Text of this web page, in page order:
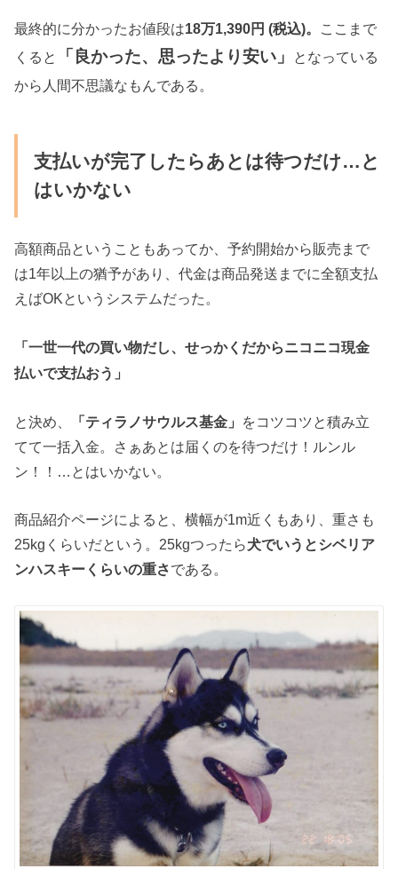
最終的に分かったお値段は18万1,390円 (税込)。 ここまで
くると
「良かった、思ったより安い」
となっている
から人間不思議なもんである。
支払いが完了したらあとは待つだけ…と
はいかない
高額商品ということもあってか、予約開始から販売まで
は1年以上の猶予があり、代金は商品発送までに全額支払
えばOKというシステムだった。
「一世一代の買い物だし、せっかくだからニコニコ現金
払いで支払おう」
と決め、 「ティラノサウルス基金」 をコツコツと積み立
てて一括入金。さぁあとは届くのを待つだけ！ルンル
ン！！…とはいかない。
商品紹介ページによると、横幅が1m近くもあり、重さも
25kgくらいだという。25kgつったら犬でいうとシベリア
ンハスキーくらいの重さである。